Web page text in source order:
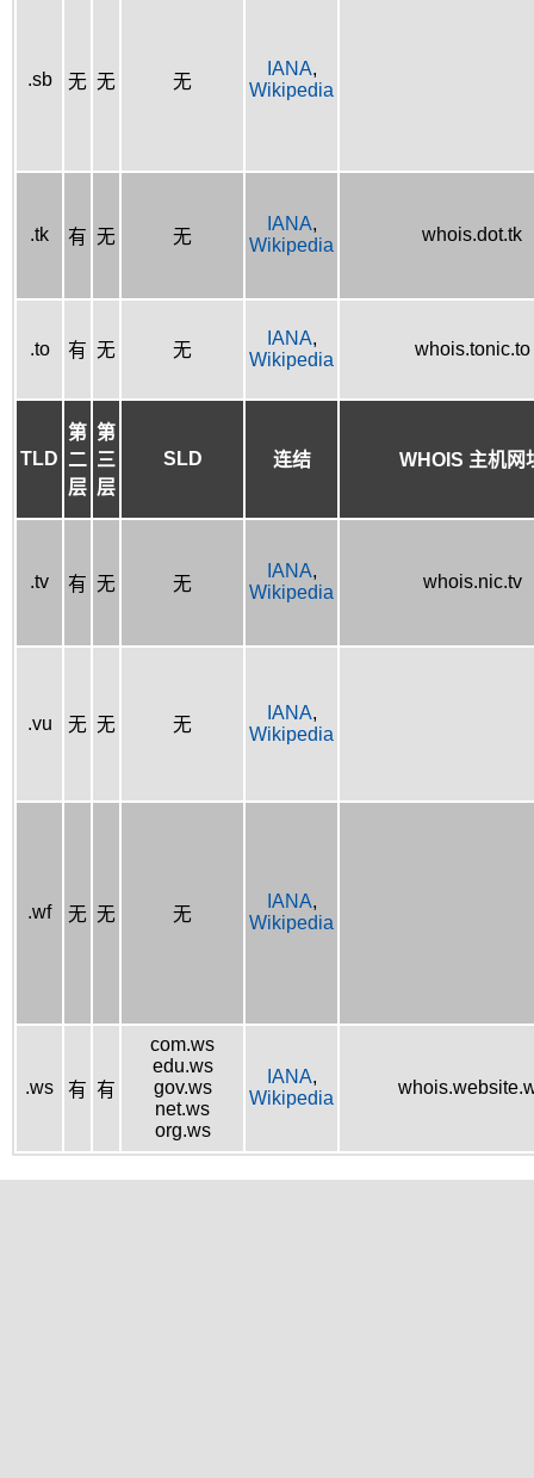
.sb 无 无 无
IANA,
Wikipedia
.tk 有 无 无
IANA,
Wikipedia
whois.dot.tk
.to 有 无 无
IANA,
Wikipedia
whois.tonic.to
TLD
第
二
层
第
三
层
SLD 连结 WHOIS 主机网
.tv 有 无 无
IANA,
Wikipedia
whois.nic.tv
.vu 无 无 无
IANA,
Wikipedia
.wf 无 无 无
IANA,
Wikipedia
.ws 有 有
com.ws
edu.ws
gov.ws
net.ws
org.ws
IANA,
Wikipedia